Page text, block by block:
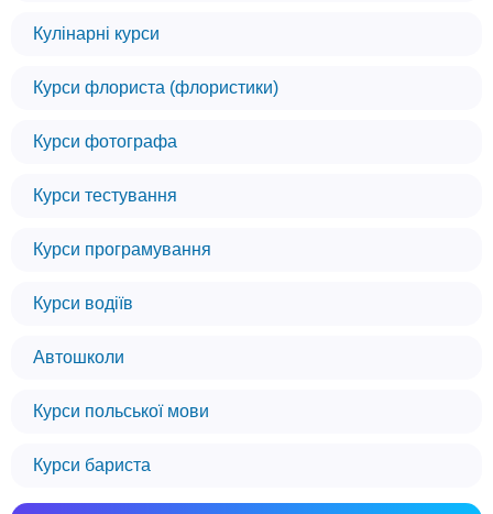
Кулінарні курси
Курси флориста (флористики)
Курси фотографа
Курси тестування
Курси програмування
Курси водіїв
Автошколи
Курси польської мови
Курси бариста